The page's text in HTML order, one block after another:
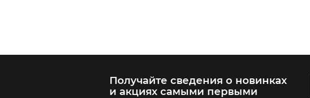
Получайте сведения о новинках
и акциях самыми первыми